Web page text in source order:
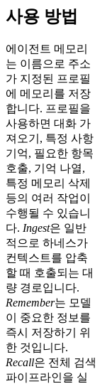
사용 방법
에이전트 메모리
는 이름으로 주소
가 지정된 프로필
에 메모리를 저장
합니다. 프로필을
사용하면 대화 가
져오기, 특정 사항
기억, 필요한 항목
호출, 기억 나열,
특정 메모리 삭제
등의 여러 작업이
수행될 수 있습니
다. Ingest은 일반
적으로 하네스가
컨텍스트를 압축
할 때 호출되는 대
량 경로입니다.
Remember는 모델
이 중요한 정보를
즉시 저장하기 위
한 것입니다.
Recall은 전체 검색
파이프라인을 실